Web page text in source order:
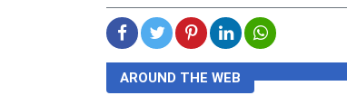
AROUND THE WEB